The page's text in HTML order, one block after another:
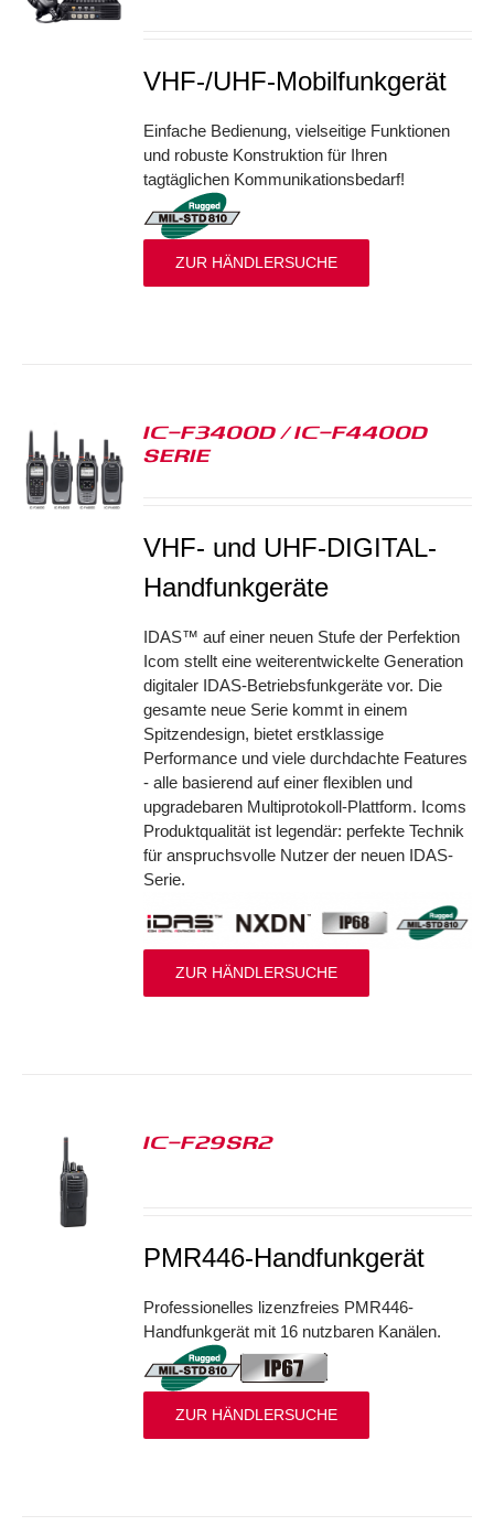
VHF-/UHF-Mobilfunkgerät
Einfache Bedienung, vielseitige Funktionen
und robuste Konstruktion für Ihren
tagtäglichen Kommunikationsbedarf!
ZUR HÄNDLERSUCHE
IC-F3400D / IC-F4400D
SERIE
VHF- und UHF-DIGITAL-
Handfunkgeräte
IDAS™ auf einer neuen Stufe der Perfektion
Icom stellt eine weiterentwickelte Generation
digitaler IDAS-Betriebsfunkgeräte vor. Die
gesamte neue Serie kommt in einem
Spitzendesign, bietet erstklassige
Performance und viele durchdachte Features
- alle basierend auf einer flexiblen und
upgradebaren Multiprotokoll-Plattform. Icoms
Produktqualität ist legendär: perfekte Technik
für anspruchsvolle Nutzer der neuen IDAS-
Serie.
ZUR HÄNDLERSUCHE
IC-F29SR2
PMR446-Handfunkgerät
Professionelles lizenzfreies PMR446-
Handfunkgerät mit 16 nutzbaren Kanälen.
ZUR HÄNDLERSUCHE